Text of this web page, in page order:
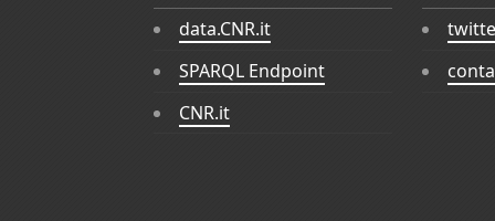
data.CNR.it
SPARQL Endpoint
CNR.it